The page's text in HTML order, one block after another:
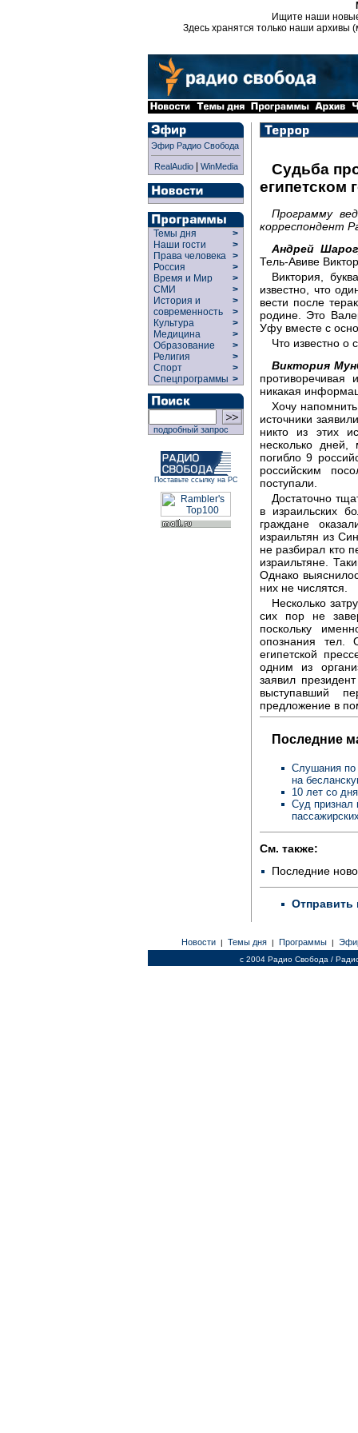
Ищите наши
Здесь хранятся только наши архивы
Эфир Радио Свобода
RealAudio| WinMedia
Темы дня
>
Наши гости
>
Права человека >
Россия
>
Время и Мир
>
СМИ
>
История и
современность
>
>
Культура
>
Медицина
>
Образование
>
Религия
>
Спорт
>
Спецпрограммы >
подробный запрос
Поставьте ссылку на РС
Судьба
египетском
Программу
корреспондент
Андрей
Тель-Авиве
Виктория,
известно, что
вести после
родине. Это
Уфу вместе с
Что известно о
Виктория
противоречивая
никакая
Хочу
источники
никто из этих
несколько
погибло 9
российским
поступали.
Достаточно
в израильских
граждане
израильтян из
не разбирал кто
израильтяне.
Однако
них не числятся.
Несколько
сих пор не
поскольку
опознания
египетской
одним из
заявил
выступавший
предложение в
Последние
Слушания по
на
10 лет со
Суд признал
См. также:
Последние
Отправить
Новости | Темы дня | Программы |
c 2004 Радио Свобода /